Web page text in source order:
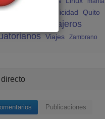
publicidad Quito
viajeros
Viajes Zambrano
directo
Publicaciones